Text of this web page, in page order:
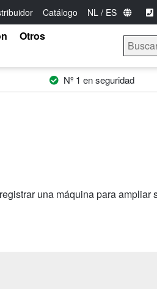
Catálogo NL / ES
Otros
Nº 1 en seguridad
una máquina para ampliar